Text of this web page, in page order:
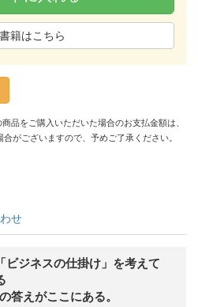
籍はこちら
品をご購入いただいた場合のお支払金額は、
がございますので、予めご了承ください。
せ
ビジネスの仕掛け」を考えて
答えがここにある。